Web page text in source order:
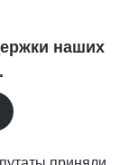
наших